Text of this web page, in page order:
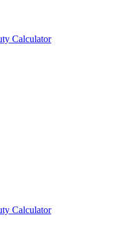
Calculator
Calculator